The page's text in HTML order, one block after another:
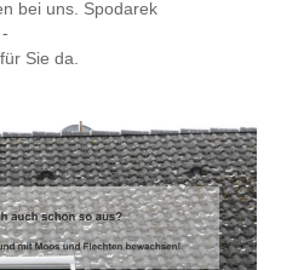
bei uns. Spodarek
-
Sie da.